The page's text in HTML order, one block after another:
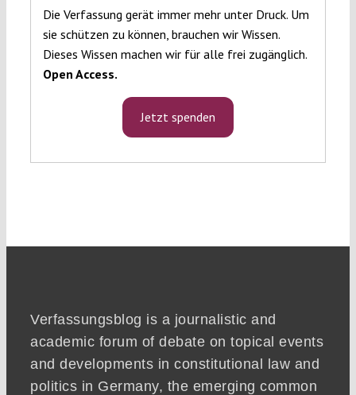
Die Verfassung gerät immer mehr unter Druck. Um
sie schützen zu können, brauchen wir Wissen.
Dieses Wissen machen wir für alle frei zugänglich.
Open Access.
Jetzt spenden
Verfassungsblog is a journalistic and
academic forum of debate on topical events
and developments in constitutional law and
politics in Germany, the emerging common